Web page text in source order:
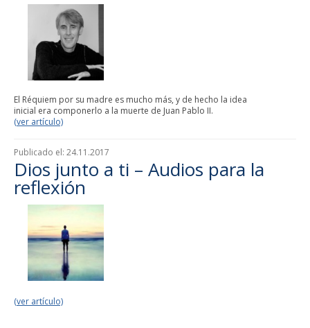
El Réquiem por su madre es mucho más, y de hecho la idea
inicial era componerlo a la muerte de Juan Pablo II.
(ver artículo)
Publicado el: 24.11.2017
Dios junto a ti – Audios para la
reflexión
(ver artículo)